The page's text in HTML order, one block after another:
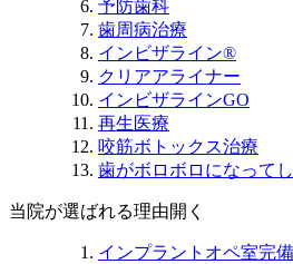
予防歯科
歯周病治療
インビザライン®
クリアアライナー
インビザラインGO
再生医療
咬筋ボトックス治療
歯がボロボロになって
当院が選ばれる理由開く
インプラントオペ室完備